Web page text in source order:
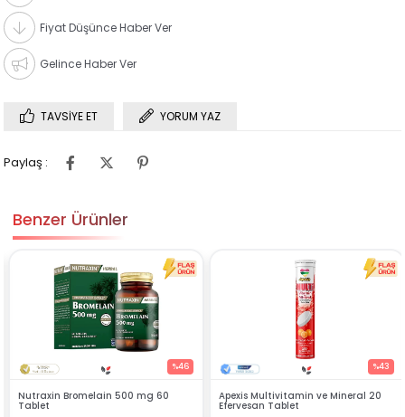
Fiyat Düşünce Haber Ver
Gelince Haber Ver
TAVSIYE ET YORUM YAZ
Paylaş :
Benzer Ürünler
Apexis Multivitamin ve Mineral 20 Silenzio Sprey 30 ml